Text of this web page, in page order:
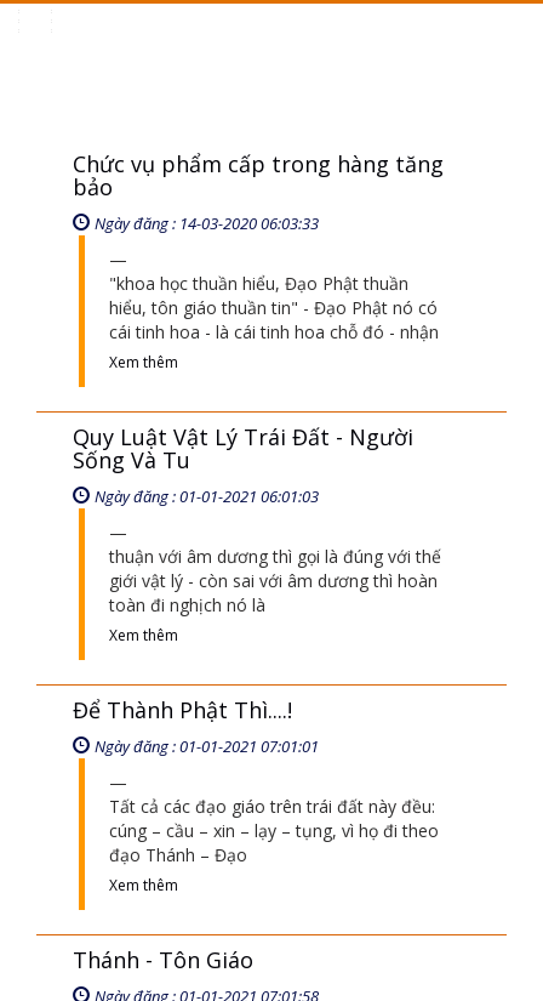
Chức vụ phẩm cấp trong hàng tăng
bảo
Ngày đăng : 14-03-2020 06:03:33
"khoa học thuần hiểu, Đạo Phật thuần
hiểu, tôn giáo thuần tin" - Đạo Phật nó có
cái tinh hoa - là cái tinh hoa chỗ đó - nhận
Xem thêm
Quy Luật Vật Lý Trái Đất - Người
Sống Và Tu
Ngày đăng : 01-01-2021 06:01:03
thuận với âm dương thì gọi là đúng với thế
giới vật lý - còn sai với âm dương thì hoàn
toàn đi nghịch nó là
Xem thêm
Để Thành Phật Thì....!
Ngày đăng : 01-01-2021 07:01:01
Tất cả các đạo giáo trên trái đất này đều:
cúng – cầu – xin – lạy – tụng, vì họ đi theo
đạo Thánh – Đạo
Xem thêm
Thánh - Tôn Giáo
Ngày đăng : 01-01-2021 07:01:58